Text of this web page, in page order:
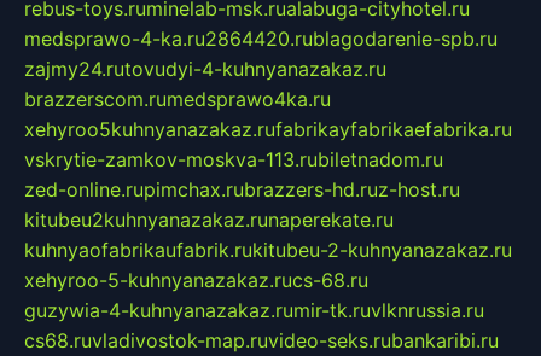
rebus-toys.ruminelab-msk.rualabuga-cityhotel.ru
medsprawo-4-ka.ru2864420.rublagodarenie-spb.ru
zajmy24.rutovudyi-4-kuhnyanazakaz.ru
brazzerscom.rumedsprawo4ka.ru
xehyroo5kuhnyanazakaz.rufabrikayfabrikaefabrika.ru
vskrytie-zamkov-moskva-113.rubiletnadom.ru
zed-online.rupimchax.rubrazzers-hd.ruz-host.ru
kitubeu2kuhnyanazakaz.runaperekate.ru
kuhnyaofabrikaufabrik.rukitubeu-2-kuhnyanazakaz.ru
xehyroo-5-kuhnyanazakaz.rucs-68.ru
guzywia-4-kuhnyanazakaz.rumir-tk.ruvlknrussia.ru
cs68.ruvladivostok-map.ruvideo-seks.rubankaribi.ru